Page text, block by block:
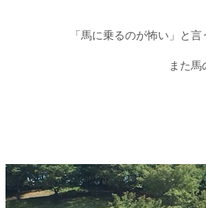
「馬に乗るのが怖い」と
また